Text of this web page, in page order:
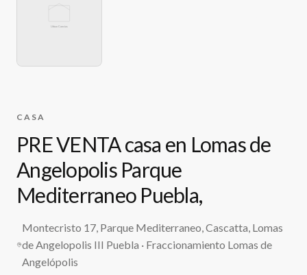
CASA
PRE VENTA casa en Lomas de
Angelopolis Parque
Mediterraneo Puebla,
Montecristo 17, Parque Mediterraneo, Cascatta, Lomas
de Angelopolis III Puebla · Fraccionamiento Lomas de
Angelópolis